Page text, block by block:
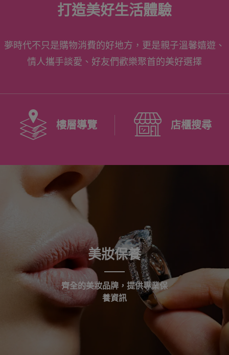
打造美好生活體驗
夢時代不只是購物消費的好地方，更是親子溫馨嬉遊、
情人攜手談愛、好友們歡樂聚首的美好選擇
樓層導覽 店櫃搜尋
美妝保養
齊全的美妝品牌，提供專業保
養資訊